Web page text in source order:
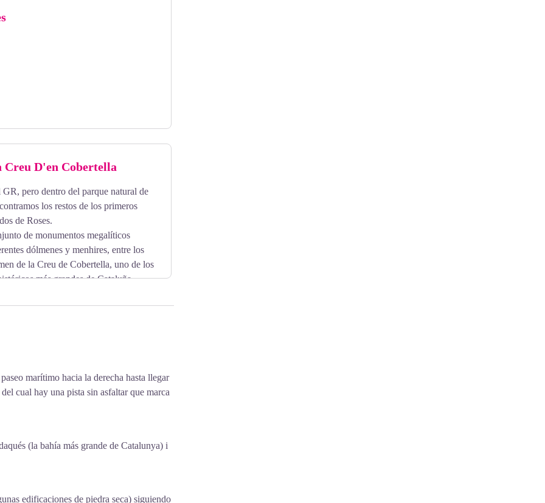
Creu D'en Cobertella
pero dentro del parque natural de
los restos de los primeros
de Roses.
de monumentos megalíticos
dólmenes y menhires, entre los
de la Creu de Cobertella, uno de los
más grandes de Cataluña.
marítimo hacia la derecha hasta llegar
cual hay una pista sin asfaltar que marca
(la bahía más grande de Catalunya) i
edificaciones de piedra seca) siguiendo